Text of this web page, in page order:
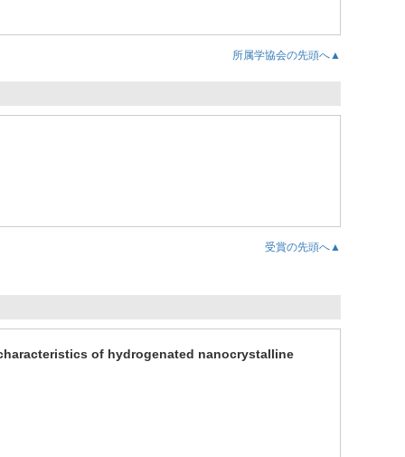
所属学協会の先頭へ▲
受賞の先頭へ▲
of hydrogenated nanocrystalline